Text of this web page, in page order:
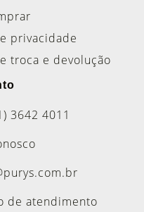
privacidade
troca e devolução
3642 4011
de atendimento